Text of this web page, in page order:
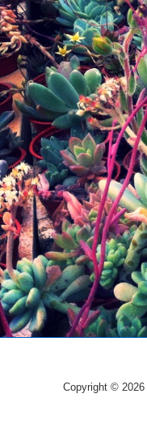
Copyright © 2026